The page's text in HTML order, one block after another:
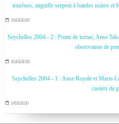
murènes, anguille serpent à bandes noires et
24/05/2020
Seychelles 2004 - 2 : Ponte de tortue, Anse
observation de
20/05/2020
Seychelles 2004 - 1 : Anse Royale et Marie-
casiers de
17/05/2020